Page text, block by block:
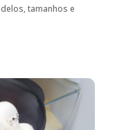
tamanhos e